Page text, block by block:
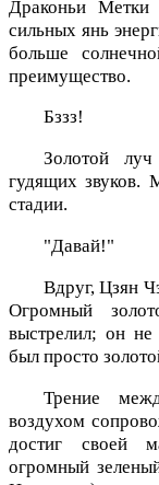
Драконьи
сильных янь
больше
преимущество.
Бззз!
Золотой
гудящих звуков.
стадии.
"Давай!"
Вдруг, Цзян
Огромный
выстрелил; он
был просто
Трение
воздухом
достиг своей
огромный